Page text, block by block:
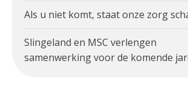
Als u niet komt, staat onze zorg
Slingeland en MSC verlengen
samenwerking voor de komende